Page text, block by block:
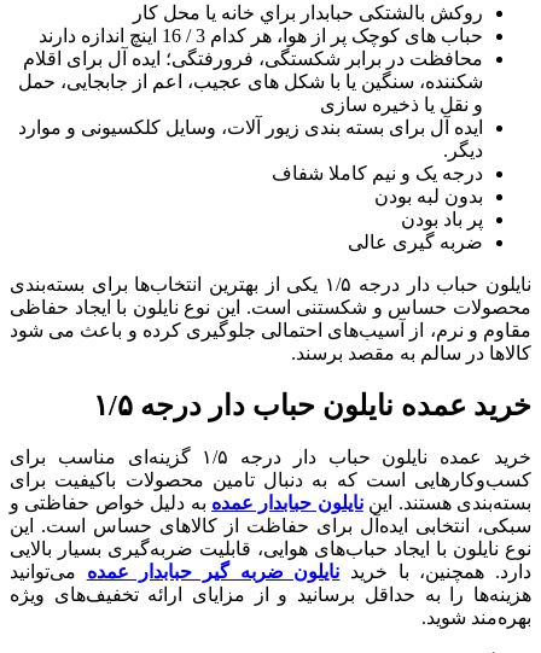
روکش بالشتکی حبابدار براي خانه يا محل کار
حباب های کوچک پر از هوا، هر کدام 3 / 16 اينچ اندازه دارند
محافظت در برابر شکستگی، فرورفتگی؛ ايده آل برای اقلام
شکننده، سنگين يا با شکل های عجيب، اعم از جابجايی، حمل
و نقل يا ذخيره سازی
ایده آل برای بسته بندی زیور آلات، وسایل کلکسیونی و موارد
دیگر.
درجه یک و نیم کاملا شفاف
بدون لبه بودن
پر باد بودن
ضربه گیری عالی
نایلون حباب دار درجه ۱/۵ یکی از بهترین انتخاب‌ها برای بسته‌بندی
محصولات حساس و شکستنی است. این نوع نایلون با ایجاد حفاظی
مقاوم و نرم، از آسیب‌های احتمالی جلوگیری کرده و باعث می شود
کالاها در سالم به مقصد برسند.
خرید عمده نایلون حباب دار درجه ۱/۵
خرید عمده نایلون حباب دار درجه ۱/۵ گزینه‌ای مناسب برای
کسب‌وکارهایی است که به دنبال تامین محصولات باکیفیت برای
بسته‌بندی هستند. ایننایلون حبابدار عمده به دلیل خواص حفاظتی و
سبکی، انتخابی ایده‌آل برای حفاظت از کالاهای حساس است. این
نوع نایلون با ایجاد حباب‌های هوایی، قابلیت ضربه‌گیری بسیار بالایی
دارد. همچنین، با خرید نایلون ضربه گیر حبابدار عمده می‌توانید
هزینه‌ها را به حداقل برسانید و از مزایای ارائه تخفیف‌های ویژه
بهره‌مند شوید.